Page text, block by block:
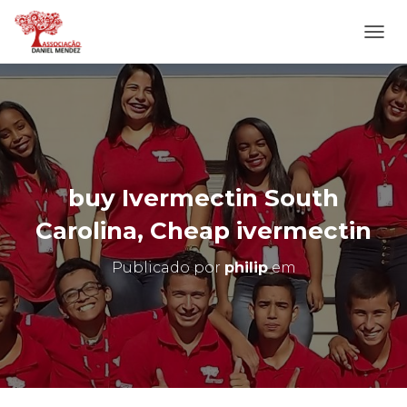
L
T
E
R
N
A
N
A
E
G
O
buy Ivermectin South
Carolina, Cheap ivermectin
Publicado por philipem